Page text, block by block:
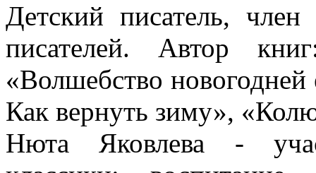
Детский писатель,
писателей. Автор
«Волшебство
Как вернуть зиму»,
Нюта Яковлева -